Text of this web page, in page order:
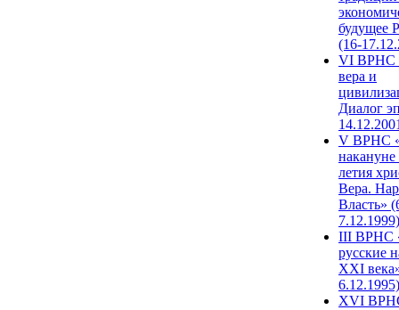
будущее
(16-
VI ВРНС
вера и
Диалог
V ВРНС
накануне
летия
Вера.
Власть»
7.12.1999)
III ВРНС
русские
XXI
6.12.1995)
XVI